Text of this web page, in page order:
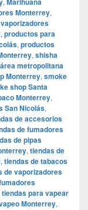
Monterrey,
, productos para
, productos
, shisha
metropolitana
Monterrey, smoke
shop Santa
Monterrey,
San Nicolás,
de accesorios
de fumadores
de pipas
, tiendas de
, tiendas de tabacos
de vaporizadores
tiendas para vapear
Monterrey,